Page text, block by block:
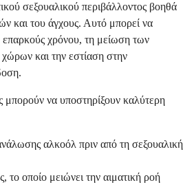
σεξουαλικού περιβάλλοντος βοηθά
και του άγχους. Αυτό μπορεί να
επαρκούς χρόνου, τη μείωση των
και την εστίαση στην
μπορούν να υποστηρίξουν καλύτερη
αλκοόλ πριν από τη σεξουαλική
το οποίο μειώνει την αιματική ροή